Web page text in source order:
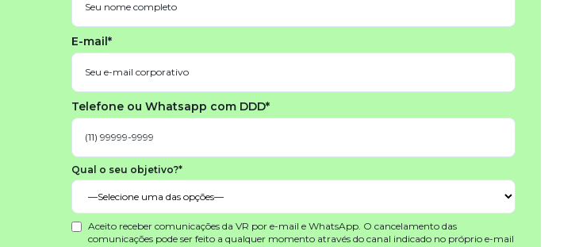
E-mail*
Telefone ou Whatsapp com DDD*
Qual o seu objetivo?*
Aceito receber comunicações da VR por e-mail e WhatsApp. O cancelamento das
comunicações pode ser feito a qualquer momento através do canal indicado no próprio e-mail